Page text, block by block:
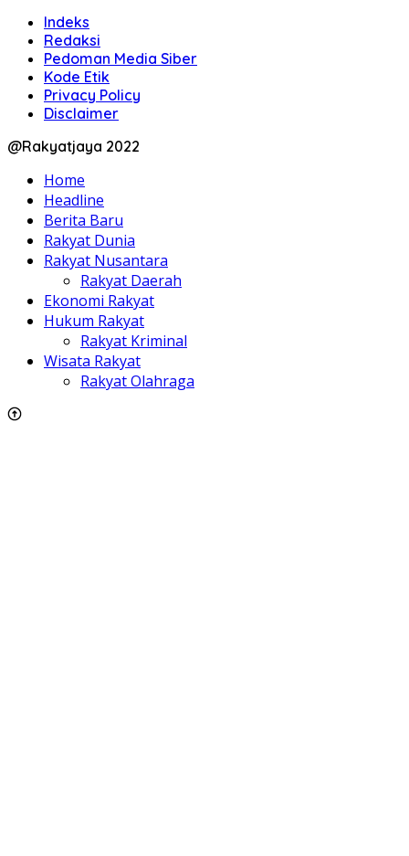
Indeks
Redaksi
Pedoman Media Siber
Kode Etik
Privacy Policy
Disclaimer
@Rakyatjaya 2022
Home
Headline
Berita Baru
Rakyat Dunia
Rakyat Nusantara
Rakyat Daerah
Ekonomi Rakyat
Hukum Rakyat
Rakyat Kriminal
Wisata Rakyat
Rakyat Olahraga